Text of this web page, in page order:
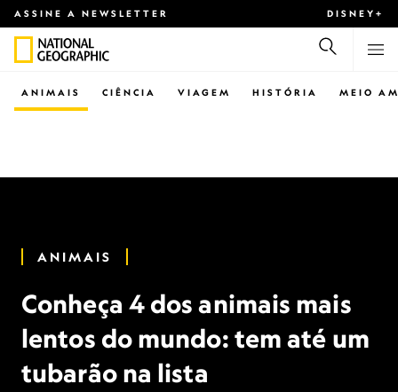
ASSINE A NEWSLETTER DISNEY+
CIÊNCIA VIAGEM
ANIMAIS HISTÓRIA MEIO
ANIMAIS
Conheça 4 dos animais mais
lentos do mundo: tem até um
tubarão na lista